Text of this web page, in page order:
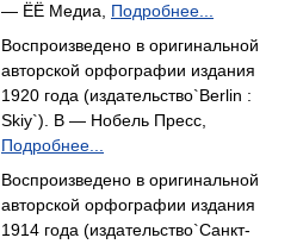
— ЁЁ Медиа, Подробнее...
Воспроизведено в оригинальной
авторской орфографии издания
1920 года (издательство`Berlin :
Skiy`). В — Нобель Пресс,
Подробнее...
Воспроизведено в оригинальной
авторской орфографии издания
1914 года (издательство`Санкт-